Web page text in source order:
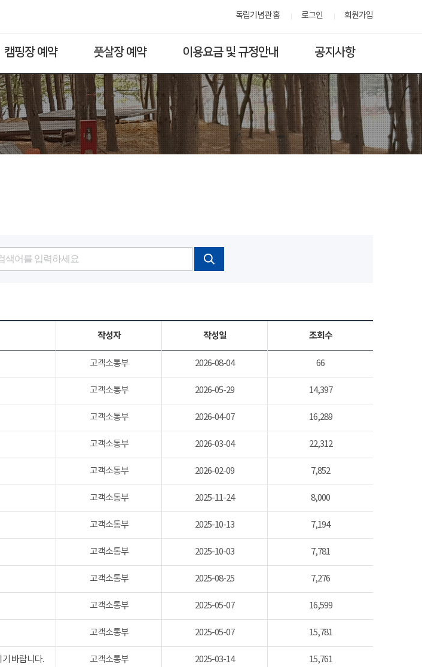
독립기념관 홈 로그인 회원가입
캠핑장 예약 풋살장 예약 이용요금 및 규정안내 공지사항
작성자 작성일 조회수
고객소통부 2026-08-04 66
고객소통부 2026-05-29 14,397
고객소통부 2026-04-07 16,289
고객소통부 2026-03-04 22,312
고객소통부 2026-02-09 7,852
고객소통부 2025-11-24 8,000
고객소통부 2025-10-13 7,194
고객소통부 2025-10-03 7,781
고객소통부 2025-08-25 7,276
고객소통부 2025-05-07 16,599
고객소통부 2025-05-07 15,781
바랍니다. 고객소통부 2025-03-14 15,761